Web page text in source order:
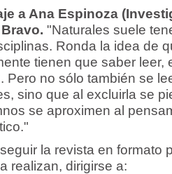
a Ana Espinoza
"Naturales suele
Ronda la idea de
tienen que saber leer,
Pero no sólo también se
sino que al excluirla se
se aproximen al
la revista en formato
realizan, dirigirse a: